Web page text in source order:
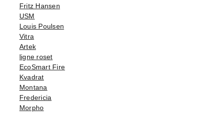
Fritz Hansen
USM
Louis Poulsen
Vitra
Artek
ligne roset
EcoSmart Fire
Kvadrat
Montana
Fredericia
Morpho